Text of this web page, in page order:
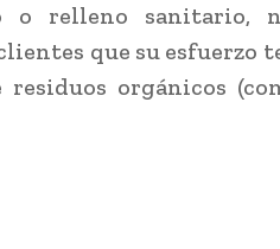
o relleno sanitario,
que su esfuerzo
residuos orgánicos